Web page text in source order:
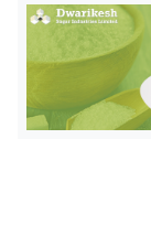
हि
ग
त